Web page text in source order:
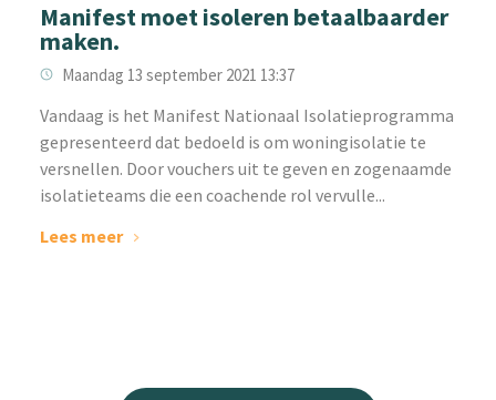
Manifest moet isoleren betaalbaarder
maken.
Maandag 13 september 2021 13:37
Vandaag is het Manifest Nationaal Isolatieprogramma
gepresenteerd dat bedoeld is om woningisolatie te
versnellen. Door vouchers uit te geven en zogenaamde
isolatieteams die een coachende rol vervulle...
Lees meer